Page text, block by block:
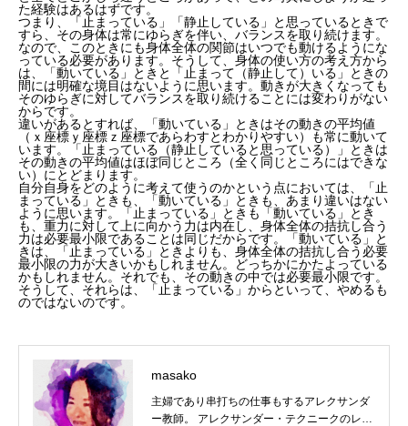
た経験はあるはずです。
つまり、「止まっている」「静止している」と思っているときで
すら、その身体は常にゆらぎを伴い、バランスを取り続けます。
なので、このときにも身体全体の関節はいつでも動けるようにな
っている必要があります。そうして、身体の使い方の考え方から
は、「動いている」ときと「止まって（静止して）いる」ときの
間には明確な境目はないように思います。動きが大きくなっても
そのゆらぎに対してバランスを取り続けることには変わりがない
からです。
違いがあるとすれば、「動いている」ときはその動きの平均値
（ｘ座標ｙ座標ｚ座標であらわすとわかりやすい）も常に動いて
います。「止まっている（静止していると思っている）」ときは
その動きの平均値はほぼ同じところ（全く同じところにはできな
い）にとどまります。
自分自身をどのように考えて使うのかという点においては、「止
まっている」ときも、「動いている」ときも、あまり違いはない
ように思います。「止まっている」ときも「動いている」とき
も、重力に対して上に向かう力は内在し、身体全体の拮抗し合う
力は必要最小限であることは同じだからです。「動いている」と
きは、「止まっている」ときよりも、身体全体の拮抗し合う必要
最小限の力が大きいかもしれません。どっちかにかたよっている
かもしれません。それでも、その動きの中では必要最小限です。
そうして、それらは、「止まっている」からといって、やめるも
のではないのです。
masako
主婦であり串打ちの仕事もするアレクサンダ
ー教師。 アレクサンダー・テクニークのレッ